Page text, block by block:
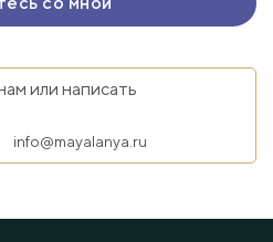
или написать
info@mayalanya.ru